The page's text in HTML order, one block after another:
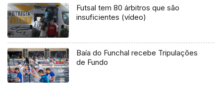
Futsal tem 80 árbitros que são
insuficientes (vídeo)
Baía do Funchal recebe Tripulações
de Fundo